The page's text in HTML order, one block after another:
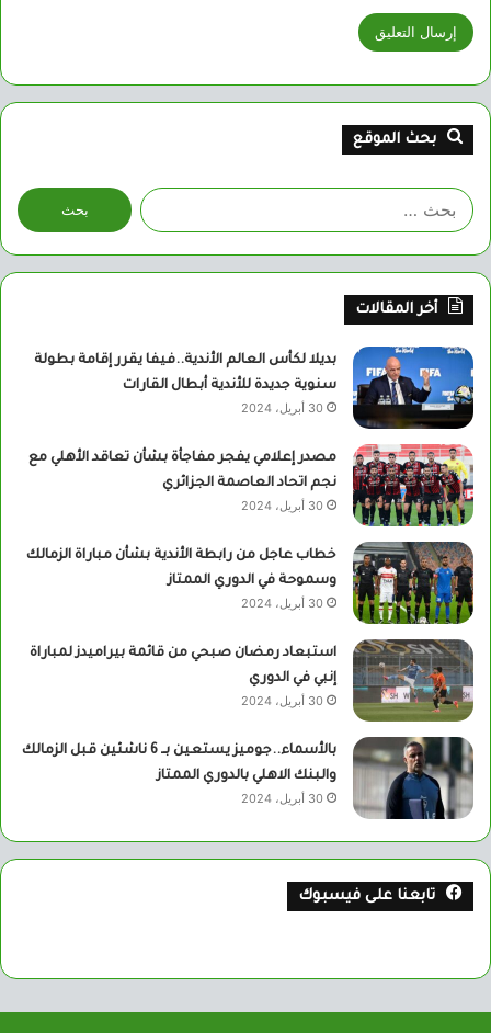
بحث الموقع
البحث
عن:
أخر المقالات
بديلا لكأس العالم الأندية..فيفا يقرر إقامة بطولة
سنوية جديدة للأندية أبطال القارات
30 أبريل، 2024
مصدر إعلامي يفجر مفاجأة بشأن تعاقد الأهلي مع
نجم اتحاد العاصمة الجزائري
30 أبريل، 2024
خطاب عاجل من رابطة الأندية بشأن مباراة الزمالك
وسموحة في الدوري الممتاز
30 أبريل، 2024
استبعاد رمضان صبحي من قائمة بيراميدز لمباراة
إنبي في الدوري
30 أبريل، 2024
بالأسماء..جوميز يستعين بــ 6 ناشئين قبل الزمالك
والبنك الاهلي بالدوري الممتاز
30 أبريل، 2024
تابعنا على فيسبوك